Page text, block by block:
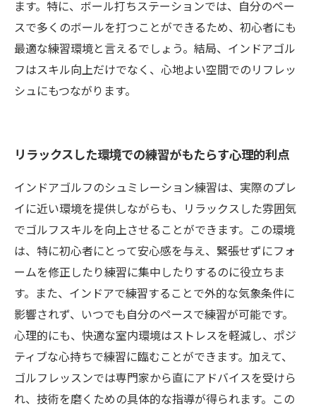
ます。特に、ボール打ちステーションでは、自分のペー
スで多くのボールを打つことができるため、初心者にも
最適な練習環境と言えるでしょう。結局、インドアゴル
フはスキル向上だけでなく、心地よい空間でのリフレッ
シュにもつながります。
リラックスした環境での練習がもたらす心理的利点
インドアゴルフのシュミレーション練習は、実際のプレ
イに近い環境を提供しながらも、リラックスした雰囲気
でゴルフスキルを向上させることができます。この環境
は、特に初心者にとって安心感を与え、緊張せずにフォ
ームを修正したり練習に集中したりするのに役立ちま
す。また、インドアで練習することで外的な気象条件に
影響されず、いつでも自分のペースで練習が可能です。
心理的にも、快適な室内環境はストレスを軽減し、ポジ
ティブな心持ちで練習に臨むことができます。加えて、
ゴルフレッスンでは専門家から直にアドバイスを受けら
れ、技術を磨くための具体的な指導が得られます。この